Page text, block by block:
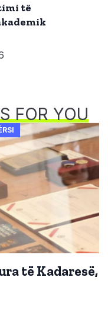
të
FOR YOU
të Kadaresë,